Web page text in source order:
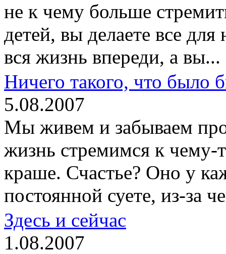
не к чему больше
детей, вы делаете все
вся жизнь впереди, а вы...
Ничего такого, что было
5.08.2007
Мы живем и забываем
жизнь стремимся к чему-
краше. Счастье? Оно у
постоянной суете, из-за
Здесь и сейчас
1.08.2007